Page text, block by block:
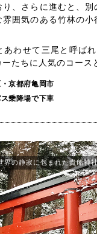
、さらに進むと、別
囲気のある竹林の小
あわせて三尾と呼ば
たちに人気のコース
京都府亀岡市
乗降場で下車
界の静寂に包まれた貴船神